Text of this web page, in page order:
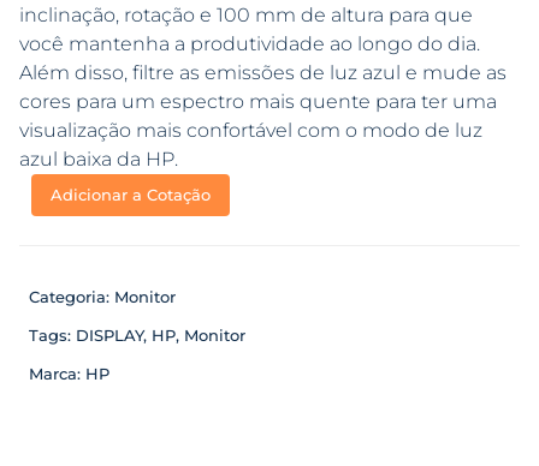
inclinação, rotação e 100 mm de altura para que
você mantenha a produtividade ao longo do dia.
Além disso, filtre as emissões de luz azul e mude as
cores para um espectro mais quente para ter uma
visualização mais confortável com o modo de luz
azul baixa da HP.
Adicionar a Cotação
Categoria: Monitor
Tags: DISPLAY, HP, Monitor
Marca: HP